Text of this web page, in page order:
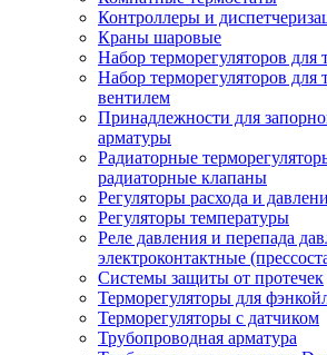
Контроллеры и
Краны шаровые
Набор терморегуляторов для
Набор терморегуляторов для
вентилем
Принадлежности для
арматуры
Радиаторные
радиаторные клапаны
Регуляторы расхода и
Регуляторы температуры
Реле давления и перепада
электроконтактные
Системы защиты от протечек
Терморегуляторы для
Терморегуляторы с датчиком
Трубопроводная арматура